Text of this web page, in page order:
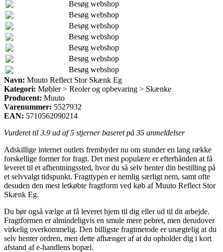
Besøg webshop
Besøg webshop
Besøg webshop
Besøg webshop
Besøg webshop
Besøg webshop
Besøg webshop
Navn: Muuto Reflect Stor Skænk Eg
Kategori: Møbler > Reoler og opbevaring > Skænke
Producent: Muuto
Varenummer: 5527932
EAN: 5710562090214
Vurderet til 3.9 ud af 5 stjerner baseret på 35 anmeldelser
Adskillige internet outlets frembyder nu om stunder en lang række
forskellige former for fragt. Det mest populære er efterhånden at få
leveret til et afhentningssted, hvor du så selv henter din bestilling på
et selvvalgt tidspunkt. Fragttypen er nemlig særligt nem, samt ofte
desuden den mest letkøbte fragtform ved køb af Muuto Reflect Stor
Skænk Eg.
Du bør også vælge at få leveret hjem til dig eller ud til dit arbejde.
Fragtformen er almindeligvis en smule mere pebret, men derudover
virkelig overkommelig. Den billigste fragtmetode er unægtelig at du
selv henter ordren, men dette afhænger af at du opholder dig i kort
afstand af e-handlens bopæl.